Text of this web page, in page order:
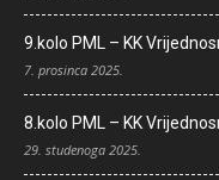
9.kolo PML – KK
7. prosinca 2025.
8.kolo PML – KK
29. studenoga 2025.